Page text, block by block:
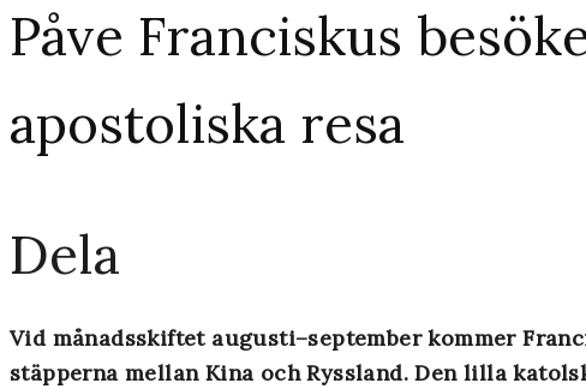
Påve Franciskus
apostoliska resa
Dela
Vid månadsskiftet augusti–­september kommer
stäpperna mellan Kina och Ryssland. Den lilla